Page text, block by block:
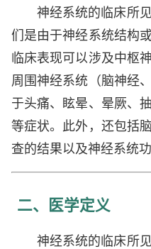
神经系统的临床所
们是由于神经系统结构
临床表现可以涉及中枢
周围神经系统（脑神经
于头痛、眩晕、晕厥、
等症状。此外，还包括
查的结果以及神经系统
二、医学定义
神经系统的临床所